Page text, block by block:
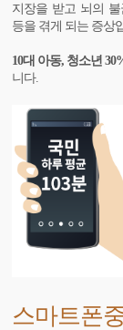
지장을 받고 뇌의
등을 겪게 되는 증상
10대 아동, 청소년
니다.
스마트폰